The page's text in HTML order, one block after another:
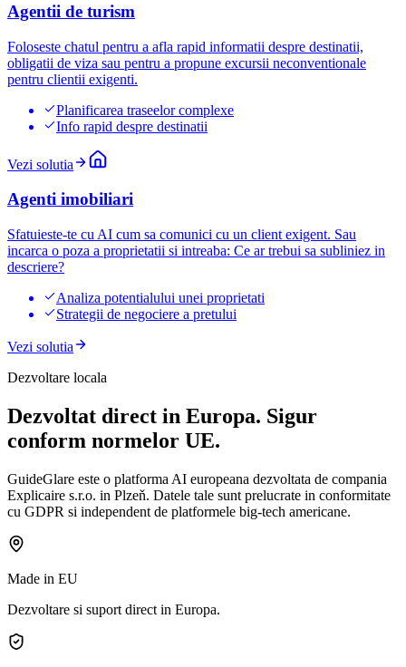
Agentii de turism
Foloseste chatul pentru a afla rapid informatii despre destinatii,
obligatii de viza sau pentru a propune excursii neconventionale
pentru clientii exigenti.
Planificarea traseelor complexe
Info rapid despre destinatii
Vezi solutia
Agenti imobiliari
Sfatuieste-te cu AI cum sa comunici cu un client exigent. Sau
incarca o poza a proprietatii si intreaba: Ce ar trebui sa subliniez in
descriere?
Analiza potentialului unei proprietati
Strategii de negociere a pretului
Vezi solutia
Dezvoltare locala
Dezvoltat direct in Europa. Sigur
conform normelor UE.
GuideGlare este o platforma AI europeana dezvoltata de compania
Explicaire s.r.o. in Plzeň. Datele tale sunt prelucrate in conformitate
cu GDPR si independent de platformele big-tech americane.
Made in EU
Dezvoltare si suport direct in Europa.